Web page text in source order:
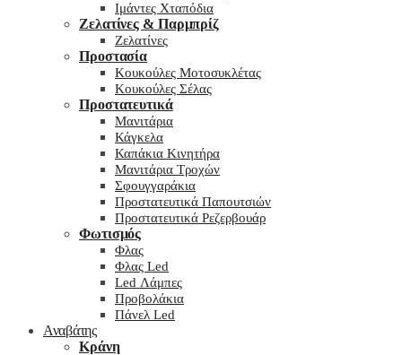
Ιμάντες Χταπόδια
Ζελατίνες & Παρμπρίζ
Ζελατίνες
Προστασία
Κουκούλες Μοτοσυκλέτας
Κουκούλες Σέλας
Προστατευτικά
Μανιτάρια
Κάγκελα
Καπάκια Κινητήρα
Μανιτάρια Τροχών
Σφουγγαράκια
Προστατευτικά Παπουτσιών
Προστατευτικά Ρεζερβουάρ
Φωτισμός
Φλας
Φλας Led
Led Λάμπες
Προβολάκια
Πάνελ Led
Αναβάτης
Κράνη